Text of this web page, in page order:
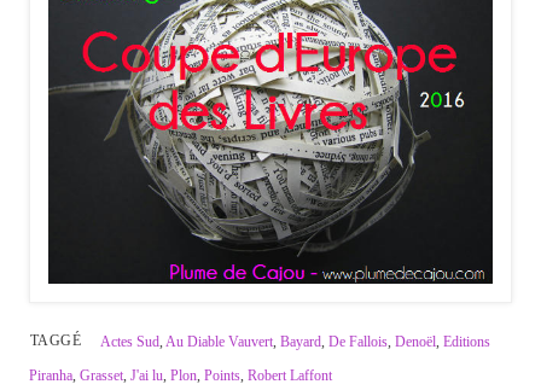
TAGGÉ Actes Sud,Au Diable Vauvert,Bayard,De Fallois,Denoël,Editions
Piranha, Grasset, J'ai lu, Plon, Points, Robert Laffont